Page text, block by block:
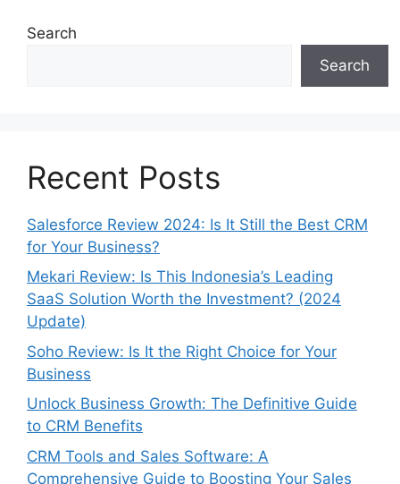
Search
Search
Recent Posts
Salesforce Review 2024: Is It Still the Best CRM
for Your Business?
Mekari Review: Is This Indonesia’s Leading
SaaS Solution Worth the Investment? (2024
Update)
Soho Review: Is It the Right Choice for Your
Business
Unlock Business Growth: The Definitive Guide
to CRM Benefits
CRM Tools and Sales Software: A
Comprehensive Guide to Boosting Your Sales